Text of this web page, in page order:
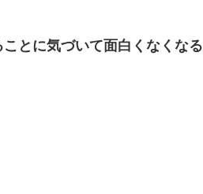
とに気づいて面白くなくなる